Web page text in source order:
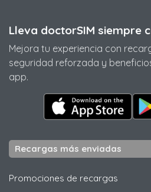
Lleva doctorSIM siempre
Mejora tu experiencia con
seguridad reforzada y
app.
Recargas más enviadas
Promociones de recargas